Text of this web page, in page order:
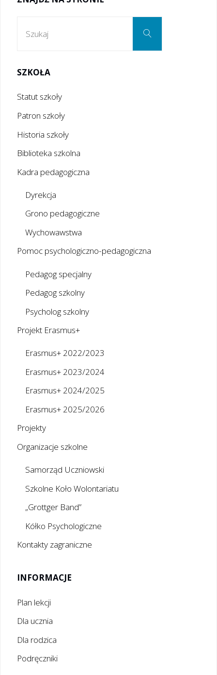
Szukaj
SZKOŁA
Statut szkoły
Patron szkoły
Historia szkoły
Biblioteka szkolna
Kadra pedagogiczna
Dyrekcja
Grono pedagogiczne
Wychowawstwa
Pomoc psychologiczno-pedagogiczna
Pedagog specjalny
Pedagog szkolny
Psycholog szkolny
Projekt Erasmus+
Erasmus+ 2022/2023
Erasmus+ 2023/2024
Erasmus+ 2024/2025
Erasmus+ 2025/2026
Projekty
Organizacje szkolne
Samorząd Uczniowski
Szkolne Koło Wolontariatu
„Grottger Band”
Kółko Psychologiczne
Kontakty zagraniczne
INFORMACJE
Plan lekcji
Dla ucznia
Dla rodzica
Podręczniki